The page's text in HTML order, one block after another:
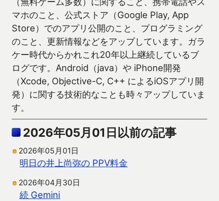
マホのこと、公式ストア（Google Play, App
Store）でのアプリ公開のこと、プログラミング
のこと、更新情報などをアップしています。ガラ
ケー時代からかれこれ20年以上継続しているブ
ログです。Android（java）や iPhone開発
（Xcode, Objective-C, C++ によるiOSアプリ開
発）に関する技術的なことも時々アップしていま
す。
2026年05月01日以前の記事
2026年05月01日
明日の井上尚弥の PPV料金
2026年04月30日
続 Gemini